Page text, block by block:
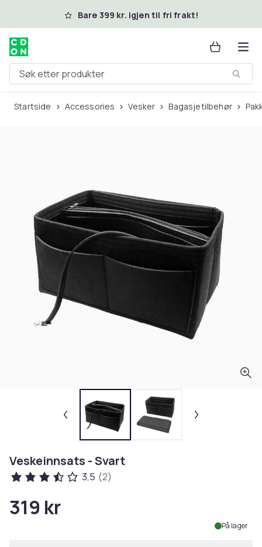
Hopp til hovedinnholdBare 399 kr. igjen til fri frakt!
Søk etter produkter
Startside Accessories Vesker Bagasjetilbehør
Veskeinnsats - Svart
3,5 (2)
319 kr
På lager